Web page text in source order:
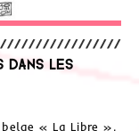
dans les
« La Libre »,